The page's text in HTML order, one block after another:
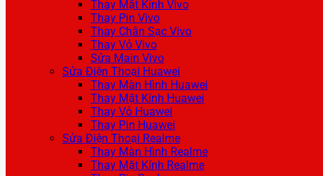
Thay Mặt Kính Vivo
Thay Pin Vivo
Thay Chân Sạc Vivo
Thay Vỏ Vivo
Sửa Main Vivo
Sửa Điện Thoại Huawei
Thay Màn Hình Huawei
Thay Mặt Kính Huawei
Thay Vỏ Huawei
Thay Pin Huawei
Sửa Điện Thoại Realme
Thay Màn Hình Realme
Thay Mặt Kính Realme